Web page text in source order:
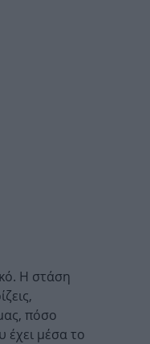
Η στάση
πόσο
έχει μέσα το